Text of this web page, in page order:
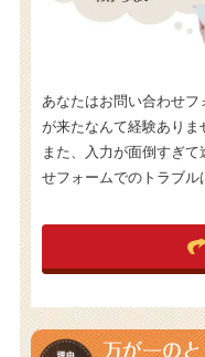
あなたはお問い合わせ
が来たなんて経験ありま
また、入力が面倒すぎ
せフォームでのトラブル
万が一の